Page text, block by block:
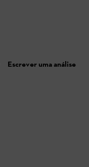
Escrever uma análise